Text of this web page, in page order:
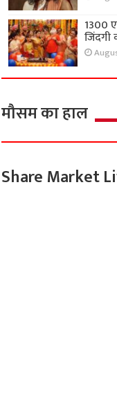
1300
जिंदगी
मौसम का हाल
Share Market